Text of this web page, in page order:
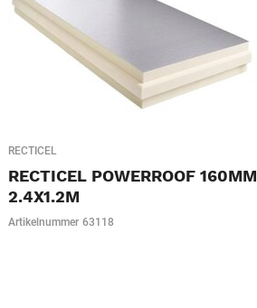
RECTICEL
RECTICEL POWERROOF 160MM
2.4X1.2M
Artikelnummer 63118